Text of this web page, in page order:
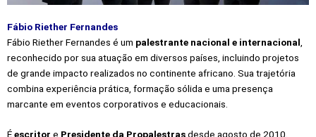
Fábio Riether Fernandes
Fábio Riether Fernandes é um palestrante nacional e internacional
reconhecido por sua atuação em diversos países, incluindo projetos
de grande impacto realizados no continente africano. Sua trajetória
combina experiência prática, formação sólida e uma presença
marcante em eventos corporativos e educacionais.
Éescritor e Presidente da Propalestrasdesde agosto de 2010,